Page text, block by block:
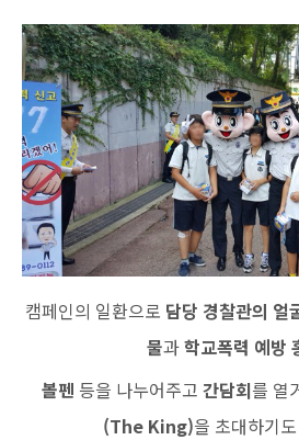
캠페인의 일환으로 담당 경찰관의 얼
물과학교폭력 예방
볼펜 등을 나누어주고 간담회를 열
(The King)을 초대하기